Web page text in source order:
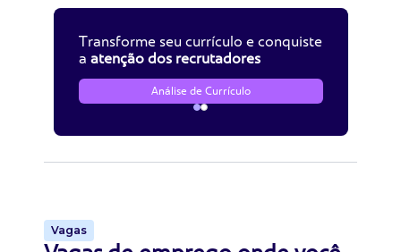
Transforme seu currículo e conquiste
a atenção dos recrutadores
Análise de Currículo
Vagas